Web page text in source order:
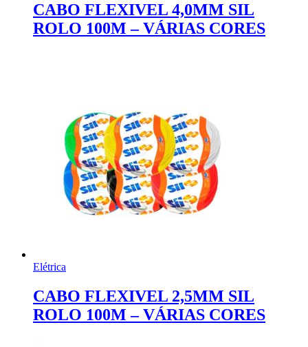
CABO FLEXIVEL 4,0MM SIL
ROLO 100M – VÁRIAS CORES
Elétrica
CABO FLEXIVEL 2,5MM SIL
ROLO 100M – VÁRIAS CORES